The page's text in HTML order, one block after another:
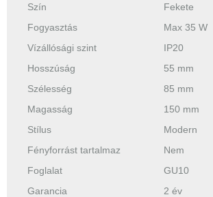
Szín
Fekete
Fogyasztás
Max 35 W
Vízállósági szint
IP20
Hosszúság
55 mm
Szélesség
85 mm
Magasság
150 mm
Stílus
Modern
Fényforrást tartalmaz
Nem
Foglalat
GU10
Garancia
2 év